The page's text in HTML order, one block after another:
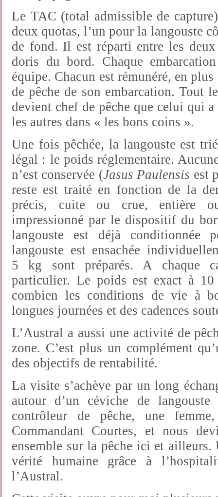
Le TAC (total admissible de
deux quotas, l’un pour la langouste
de fond. Il est réparti entre les
doris du bord. Chaque
équipe. Chacun est rémunéré, en
de pêche de son embarcation. Tout
devient chef de pêche que celui qui
les autres dans « les bons coins ».
Une fois pêchée, la langouste est
légal : le poids réglementaire.
n’est conservée (Jasus Paulensis est
reste est traité en fonction de la
précis, cuite ou crue, entière
impressionné par le dispositif du
langouste est déjà conditionnée
langouste est ensachée
5 kg sont préparés. A chaque
particulier. Le poids est exact à
combien les conditions de vie à
longues journées et des cadences
L’Austral a aussi une activité de
zone. C’est plus un complément
des objectifs de rentabilité.
La visite s’achève par un long
autour d’un céviche de
contrôleur de pêche, une
Commandant Courtes, et nous
ensemble sur la pêche ici et
vérité humaine grâce à
l’Austral.